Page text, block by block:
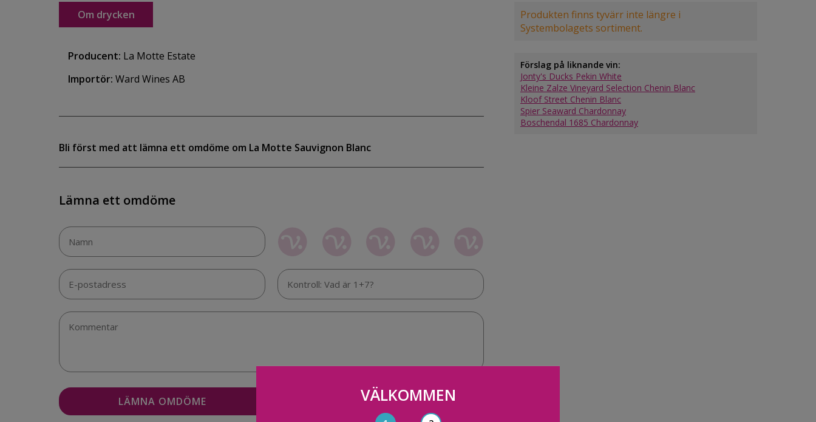
Produkten finns tyvärr inte längre i
Systembolagets sortiment.
Förslag på liknande vin:
Jonty's Ducks Pekin White
Kleine Zalze Vineyard Selection Chenin Blanc
Kloof Street Chenin Blanc
Spier Seaward Chardonnay
Boschendal 1685 Chardonnay
Om drycken
Producent: La Motte Estate
Importör: Ward Wines AB
Bli först med att lämna ett omdöme om La Motte Sauvignon Blanc
Lämna ett omdöme
VÄLKOMMEN